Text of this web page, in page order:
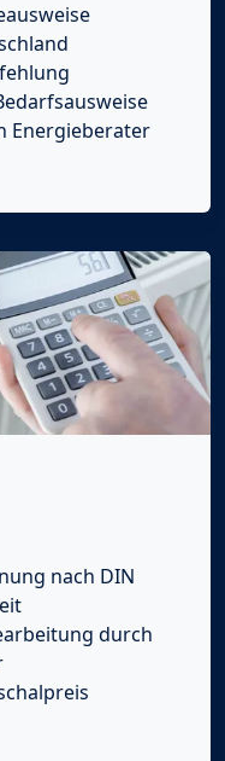
Energieberater
nach DIN
durch